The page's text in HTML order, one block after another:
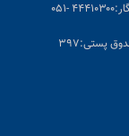
-۰۵۱